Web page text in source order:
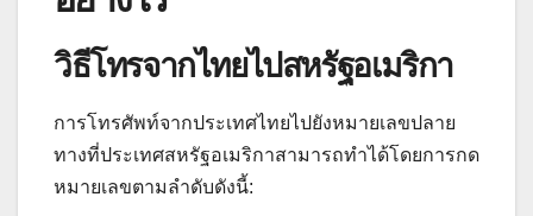
วิธีโทรจากไทยไปสหรัฐอเมริกา
การโทรศัพท์จากประเทศไทยไปยังหมายเลขปลาย
ทางที่ประเทศสหรัฐอเมริกาสามารถทำได้โดยการกด
หมายเลขตามลำดับดังนี้: